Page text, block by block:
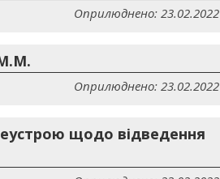
Оприлюднено: 23.02.2022
Оприлюднено: 23.02.2022
щодо відведення